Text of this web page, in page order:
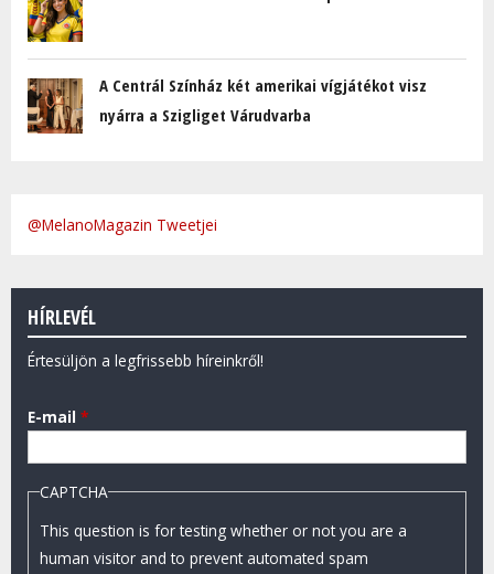
A Centrál Színház két amerikai vígjátékot visz
nyárra a Szigliget Várudvarba
@MelanoMagazin Tweetjei
HÍRLEVÉL
Értesüljön a legfrissebb híreinkről!
E-mail *
CAPTCHA
This question is for testing whether or not you are a
human visitor and to prevent automated spam